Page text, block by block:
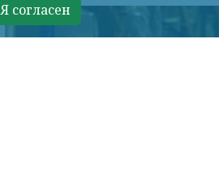
Я согласен